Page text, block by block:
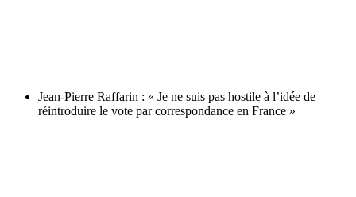
Jean-Pierre Raffarin : « Je ne suis pas hostile à l’idée de
réintroduire le vote par correspondance en France »